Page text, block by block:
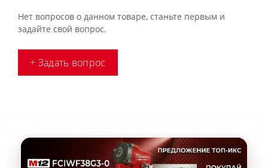
Нет вопросов о данном товаре, станьте первым и
задайте свой вопрос.
+ Задать вопрос